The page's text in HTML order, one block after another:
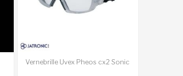
Vernebrille Uvex Pheos cx2 Sonic